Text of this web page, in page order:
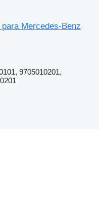
Mercedes-Benz
9705010201,